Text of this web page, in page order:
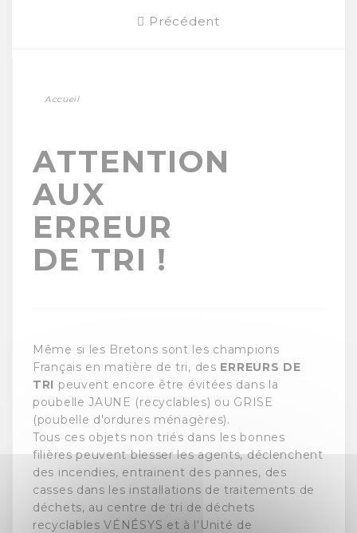
Précédent
Accueil
ATTENTION
AUX
ERREUR
DE TRI !
Même si les Bretons sont les champions
Français en matière de tri, des ERREURS DE
TRI peuvent encore être évitées dans la
poubelle JAUNE (recyclables) ou GRISE
(poubelle d'ordures ménagères).
Tous ces objets non triés dans les bonnes
filières peuvent blesser les agents, déclenchent
des incendies, entrainent des pannes, des
casses dans les installations de traitements de
déchets, au centre de tri de déchets
recyclables VÉNÉSYS et à l'Unité de